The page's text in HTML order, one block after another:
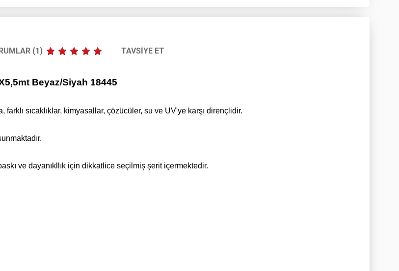
(1) TAVSIYE ET
Beyaz/Siyah 18445
sıcaklıklar, kimyasallar, çözücüler, su ve UV'ye karşı dirençlidir.
ve dayanıkllık için dikkatlice seçilmiş şerit içermektedir.